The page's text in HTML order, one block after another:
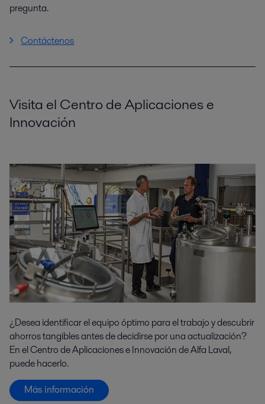
pregunta.
Contáctenos
Visita el Centro de Aplicaciones e
Innovación
¿Desea identificar el equipo óptimo para el trabajo y descubrir
ahorros tangibles antes de decidirse por una actualización?
En el Centro de Aplicaciones e Innovación de Alfa Laval,
puede hacerlo.
Mäs información